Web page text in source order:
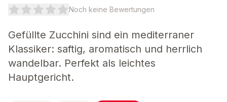
Noch keine Bewertungen
Gefüllte Zucchini sind ein mediterraner
Klassiker: saftig, aromatisch und herrlich
wandelbar. Perfekt als leichtes
Hauptgericht.